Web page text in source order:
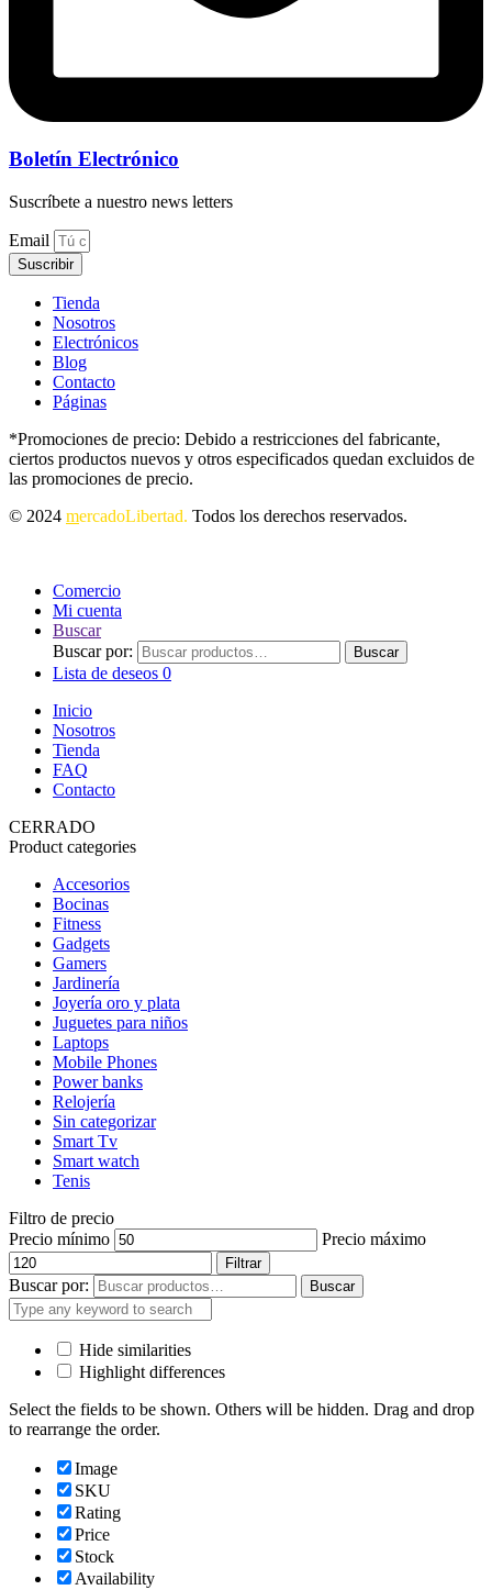
Boletín Electrónico
Suscríbete a nuestro news letters
Email
Suscribir
Tienda
Nosotros
Electrónicos
Blog
Contacto
Páginas
*Promociones de precio: Debido a restricciones del fabricante,
ciertos productos nuevos y otros especificados quedan excluidos de
las promociones de precio.
© 2024 mercadoLibertad. Todos los derechos reservados.
Comercio
Mi cuenta
Buscar
Buscar por:
Buscar
Lista de deseos 0
Inicio
Nosotros
Tienda
FAQ
Contacto
CERRADO
Product categories
Accesorios
Bocinas
Fitness
Gadgets
Gamers
Jardinería
Joyería oro y plata
Juguetes para niños
Laptops
Mobile Phones
Power banks
Relojería
Sin categorizar
Smart Tv
Smart watch
Tenis
Filtro de precio
Precio mínimo
Precio máximo
Filtrar
Buscar por: Buscar
Hide similarities
Highlight differences
Select the fields to be shown. Others will be hidden. Drag and drop
to rearrange the order.
Image
SKU
Rating
Price
Stock
Availability